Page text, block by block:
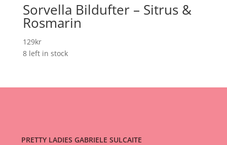
Sorvella Bildufter – Sitrus &
Rosmarin
129kr
8 left in stock
PRETTY LADIES GABRIELE SULCAITE